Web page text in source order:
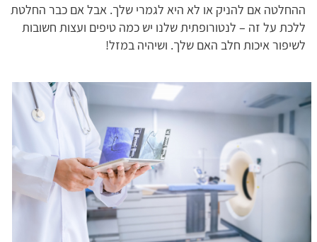
ההחלטה אם להניק או לא היא לגמרי שלך. אבל אם כבר החלטת
ללכת על זה – לנטורופתית שלנו יש כמה טיפים ועצות חשובות
לשיפור איכות חלב האם שלך. ושיהיה במזל!